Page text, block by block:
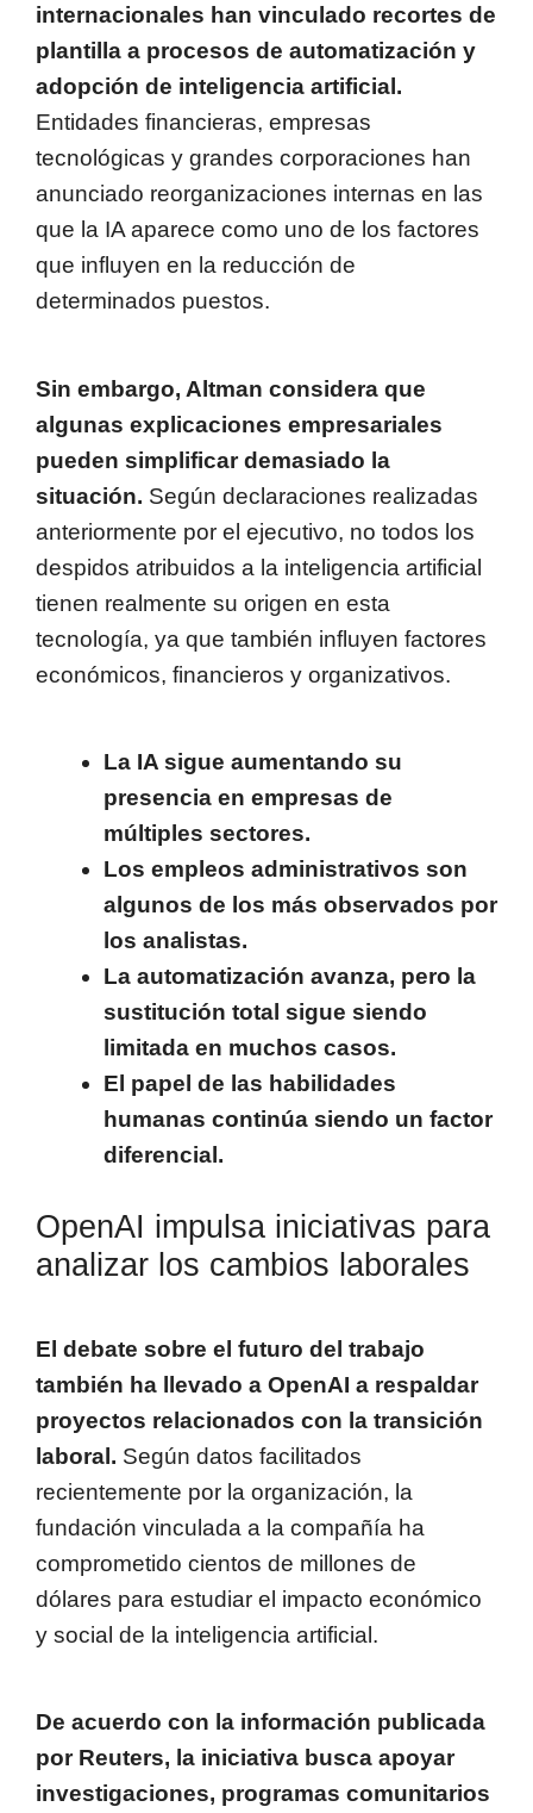
internacionales han vinculado recortes de
plantilla a procesos de automatización y
adopción de inteligencia artificial.
Entidades financieras, empresas
tecnológicas y grandes corporaciones han
anunciado reorganizaciones internas en las
que la IA aparece como uno de los factores
que influyen en la reducción de
determinados puestos.
Sin embargo, Altman considera que
algunas explicaciones empresariales
pueden simplificar demasiado la
situación. Según declaraciones realizadas
anteriormente por el ejecutivo, no todos los
despidos atribuidos a la inteligencia artificial
tienen realmente su origen en esta
tecnología, ya que también influyen factores
económicos, financieros y organizativos.
La IA sigue aumentando su
presencia en empresas de
múltiples sectores.
Los empleos administrativos son
algunos de los más observados por
los analistas.
La automatización avanza, pero la
sustitución total sigue siendo
limitada en muchos casos.
El papel de las habilidades
humanas continúa siendo un factor
diferencial.
OpenAI impulsa iniciativas para
analizar los cambios laborales
El debate sobre el futuro del trabajo
también ha llevado a OpenAI a respaldar
proyectos relacionados con la transición
laboral. Según datos facilitados
recientemente por la organización, la
fundación vinculada a la compañía ha
comprometido cientos de millones de
dólares para estudiar el impacto económico
y social de la inteligencia artificial.
De acuerdo con la información publicada
por Reuters, la iniciativa busca apoyar
investigaciones, programas comunitarios